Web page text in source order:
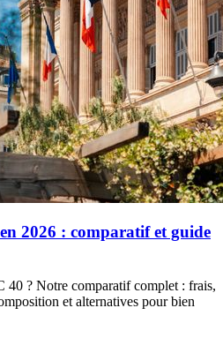
2026 : comparatif et guide
? Notre comparatif complet : frais,
et alternatives pour bien